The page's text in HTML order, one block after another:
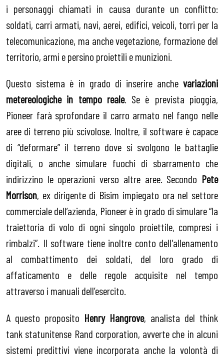
i personaggi chiamati in causa durante un conflitto:
soldati, carri armati, navi, aerei, edifici, veicoli, torri per la
telecomunicazione, ma anche vegetazione, formazione del
territorio, armi e persino proiettili e munizioni.
Questo sistema è in grado di inserire anche variazioni
metereologiche in tempo reale. Se è prevista pioggia,
Pioneer farà sprofondare il carro armato nel fango nelle
aree di terreno più scivolose. Inoltre, il software è capace
di “deformare” il terreno dove si svolgono le battaglie
digitali, o anche simulare fuochi di sbarramento che
indirizzino le operazioni verso altre aree. Secondo Pete
Morrison, ex dirigente di Bisim impiegato ora nel settore
commerciale dell’azienda, Pioneer è in grado di simulare “la
traiettoria di volo di ogni singolo proiettile, compresi i
rimbalzi”. Il software tiene inoltre conto dell'allenamento
al combattimento dei soldati, del loro grado di
affaticamento e delle regole acquisite nel tempo
attraverso i manuali dell’esercito.
A questo proposito Henry Hangrove, analista del think
tank statunitense Rand corporation, avverte che in alcuni
sistemi predittivi viene incorporata anche la volontà di